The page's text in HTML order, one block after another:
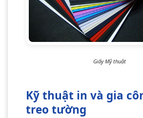
Giấy Mỹ thuật
Kỹ thuật in và gia
treo tường